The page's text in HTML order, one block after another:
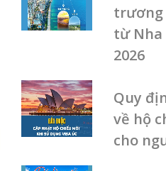
trương
từ Nha
2026
Quy
về hộ
cho